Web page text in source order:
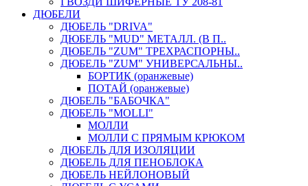
ДЮБЕЛИ
ДЮБЕЛЬ "DRIVA"
ДЮБЕЛЬ "MUD" МЕТАЛЛ. (В П..
ДЮБЕЛЬ "ZUM" ТРЕХРАСПОРНЫ..
ДЮБЕЛЬ "ZUM" УНИВЕРСАЛЬНЫ..
БОРТИК (оранжевые)
ПОТАЙ (оранжевые)
ДЮБЕЛЬ "БАБОЧКА"
ДЮБЕЛЬ "МOLLI"
МОЛЛИ
МОЛЛИ С ПРЯМЫМ КРЮКОМ
ДЮБЕЛЬ ДЛЯ ИЗОЛЯЦИИ
ДЮБЕЛЬ ДЛЯ ПЕНОБЛОКА
ДЮБЕЛЬ НЕЙЛОНОВЫЙ